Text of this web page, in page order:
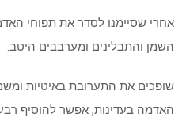
אחרי שסיימנו לסדר את תפוחי
השמן והתבלינים ומערבבים היטב.
שופכים את התערובת באיטיות
האדמה בעדינות, אפשר להוסיף